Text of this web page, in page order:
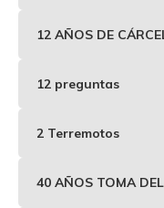
12 AÑOS DE
12 preguntas
2 Terremotos
40 AÑOS TOMA